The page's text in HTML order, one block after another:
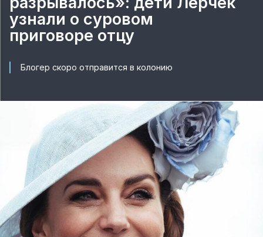
узнали о суровом
приговоре отцу
Блогер скоро отправится в колонию